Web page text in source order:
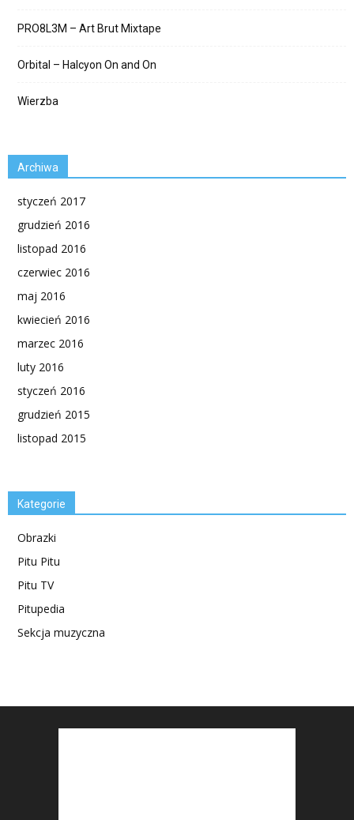
PRO8L3M – Art Brut Mixtape
Orbital – Halcyon On and On
Wierzba
Archiwa
styczeń 2017
grudzień 2016
listopad 2016
czerwiec 2016
maj 2016
kwiecień 2016
marzec 2016
luty 2016
styczeń 2016
grudzień 2015
listopad 2015
Kategorie
Obrazki
Pitu Pitu
Pitu TV
Pitupedia
Sekcja muzyczna